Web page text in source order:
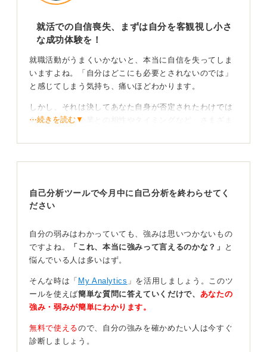
就活での自信喪失、まずは自分を客観視し小さ
な成功体験を！
就職活動がうまくいかないと、本当に自信を失ってしま
いますよね。「自分はどこにも必要とされないのでは」
と感じてしまう気持ち、痛いほどわかります。
しかし、それは決してあなた自身が否定されたわけでは
ありません。企業との相性やタイミングなど、さまざま
れません。
目標を再設定し、自分なりのペースで進んでいこ
自信を取り戻すためには、小さな目標を設定してクリア
し、成功体験を積み重ねることが有効です。たとえば、
相談に行く」といった具体的な行動目標を立ててみまし
⋯続きを読む▼
自己分析ツールで今月中に自己分析を終わらせてく
ださい
自分の弱みはわかっていても、強みは思いつかないもの
ですよね。
「これ、本当に強みって言えるのかな？」
と
悩んでいる人は多いはず。
そんな時は「 My Analytics 」を活用しましょう。このツ
ールを使えば簡単な質問に答えていくだけで、 あなたの
強み・弱みが簡単にわかります。
無料で使えるので、自分の強みを確かめたい人は今すぐ
診断しましょう。